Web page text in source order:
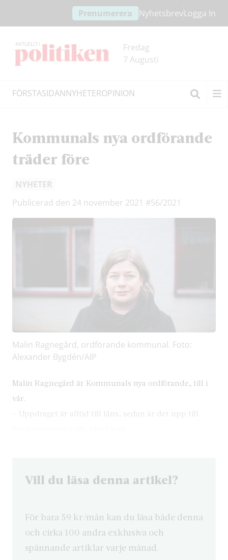
innehållet
headern
Prenumerera NyhetsbrevLogga In
Fredag
7 Augusti
FÖRSTASIDANNYHETEROPINION
Kommunals nya ordförande
träder före
NYHETER
Publicerad den 24 november 2021 #56/2021
Malin Ragnegård, ordförande kommunal. Foto:
Alexander Bygdén/AIP
Malin Ragnegård är Kommunals nya ordförande, till i
vår.
– Uppdraget är alltid till låns, sedan är det upp till
Vill du läsa denna artikel?
För bara 59 kr/mån kan du läsa både denna
och cirka 100 andra exklusiva och
spännande artiklar varje månad.